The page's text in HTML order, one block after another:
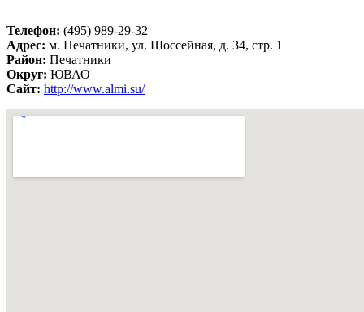
Телефон: (495) 989-29-32
Адрес: м. Печатники, ул. Шоссейная, д. 34, стр. 1
Район: Печатники
Округ: ЮВАО
Сайт: http://www.almi.su/